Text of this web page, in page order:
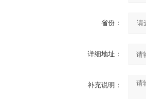
省份：
详细地址：
补充说明：